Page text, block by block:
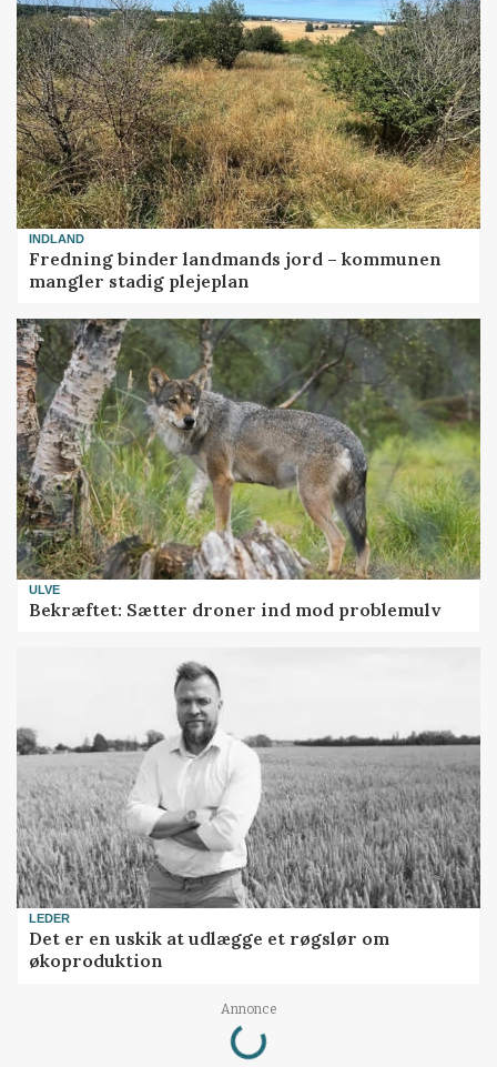
INDLAND
Fredning binder landmands jord – kommunen
mangler stadig plejeplan
ULVE
Bekræftet: Sætter droner ind mod problemulv
LEDER
Det er en uskik at udlægge et røgslør om
økoproduktion
Annonce
Loading...